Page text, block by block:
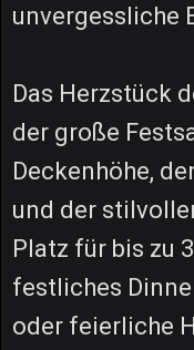
unvergessliche
Das Herzstück
der große
Deckenhöhe,
und der
Platz für bis zu
festliches
oder feierliche